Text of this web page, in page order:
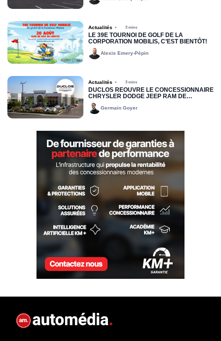
Actualités 3 mins
LE 39E TOURNOI DE GOLF DE LA
CORPORATION MOBILIS, C’EST BIENTÔT!
Alexis Emery-Pépin
Actualités 3 mins
DUCLOS RÉOUVRE LE CONCESSIONNAIRE
CHRYSLER DODGE JEEP RAM DE
DRUMMONDVILLE
Germain Goyer